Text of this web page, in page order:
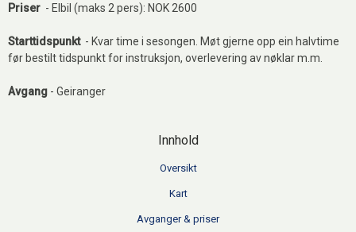
Innhold
Oversikt
Kart
Avganger & priser
Priser - Elbil (maks 2 pers): NOK 2600
Starttidspunkt- Kvar time i sesongen. Møt gjerne opp ein halvtime
før bestilt tidspunkt for instruksjon, overlevering av nøklar m.m.
Avgang - Geiranger